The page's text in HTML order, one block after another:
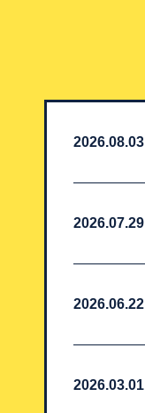
2026.08.03
2026.07.29
2026.06.22
2026.03.01